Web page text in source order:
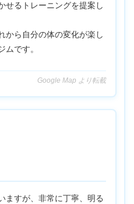
せるトレーニングを提案し
から自分の体の変化が楽し
ムです。
Google Map より転載
ますが、非常に丁寧、明る